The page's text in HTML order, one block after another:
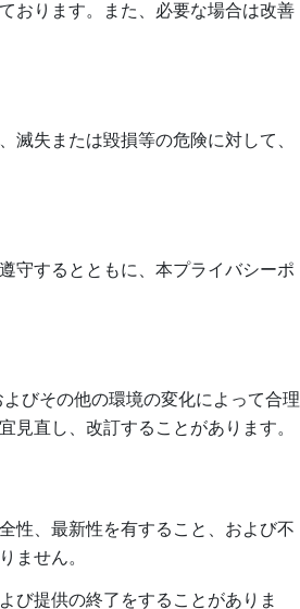
おります。また、必要な場合は改善
滅失または毀損等の危険に対して、
守するとともに、本プライバシーポ
びその他の環境の変化によって合理
見直し、改訂することがあります。
性、最新性を有すること、および不
ません。
び提供の終了をすることがありま